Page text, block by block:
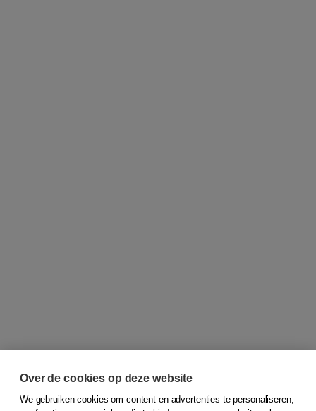
Over de cookies op deze website
We gebruiken cookies om content en advertenties te personaliseren,